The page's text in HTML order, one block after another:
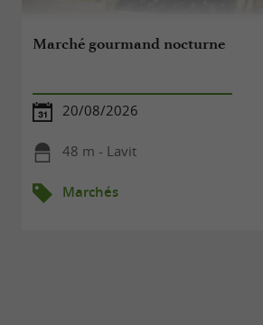
Marché gourmand nocturne
20/08/2026
48 m - Lavit
Marchés